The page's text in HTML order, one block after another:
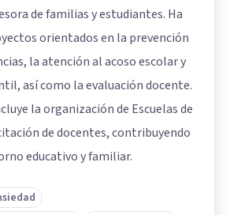
de familias y estudiantes. Ha
orientados en la prevención
la atención al acoso escolar y
así como la evaluación docente.
la organización de Escuelas de
de docentes, contribuyendo
educativo y familiar.